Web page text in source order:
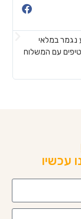
נגמר במלאי
לעדכן וגם הביאו 2 שקיות חטיפים עם המשלוח
עכשיו